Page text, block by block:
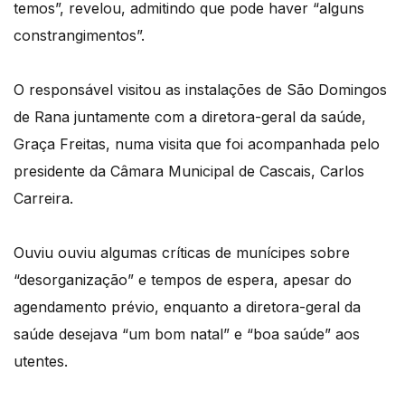
temos”, revelou, admitindo que pode haver “alguns
constrangimentos”.
O responsável visitou as instalações de São Domingos
de Rana juntamente com a diretora-geral da saúde,
Graça Freitas, numa visita que foi acompanhada pelo
presidente da Câmara Municipal de Cascais, Carlos
Carreira.
Ouviu ouviu algumas críticas de munícipes sobre
“desorganização” e tempos de espera, apesar do
agendamento prévio, enquanto a diretora-geral da
saúde desejava “um bom natal” e “boa saúde” aos
utentes.